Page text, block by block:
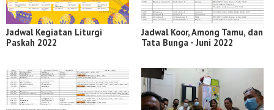
Jadwal Kegiatan Liturgi
Paskah 2022
Jadwal Koor, Among Tamu, dan
Tata Bunga - Juni 2022